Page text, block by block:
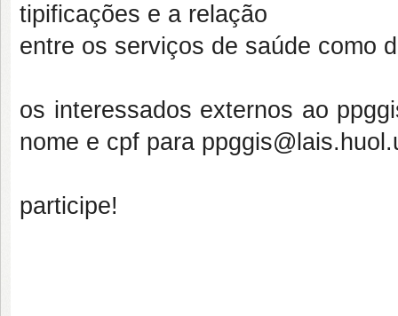
tipificações e a relação
entre os serviços de saúde como
os interessados externos ao
nome e cpf para
participe!